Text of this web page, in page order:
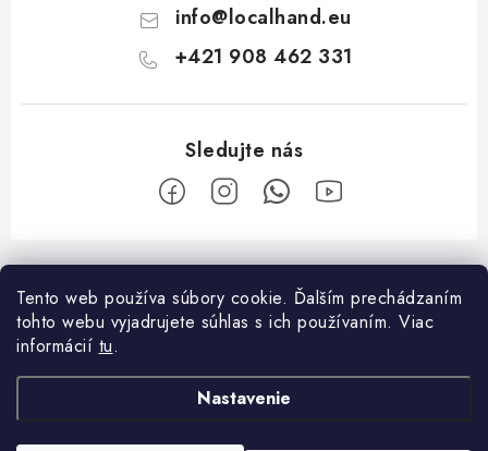
Tento web používa súbory cookie. Ďalším prechádzaním
tohto webu vyjadrujete súhlas s ich používaním. Viac
informácií tu.
Nastavenie
info@localhand.eu
+421 908 462 331
Z
á
Facebook
O nákupe
Reklamačný poriadok
O spoločnosti